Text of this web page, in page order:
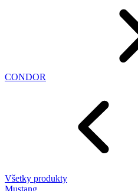
CONDOR
Všetky produkty
Mustang